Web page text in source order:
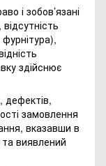
і зобов’язані
здійснює
дефектів,
замовлення
вказавши в
виявлений